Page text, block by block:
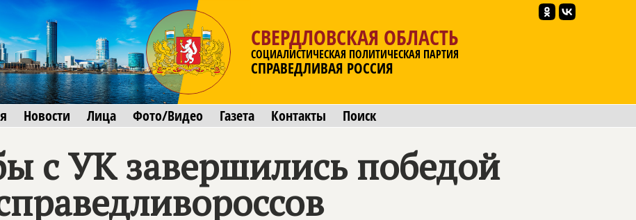
СВЕРДЛОВСКАЯ ОБЛАСТЬ
СОЦИАЛИСТИЧЕСКАЯ ПОЛИТИЧЕСКАЯ ПАРТИЯ
СПРАВЕДЛИВАЯ РОССИЯ
Новости Лица Фото/Видео Газета Контакты Поиск
с УК завершились победой